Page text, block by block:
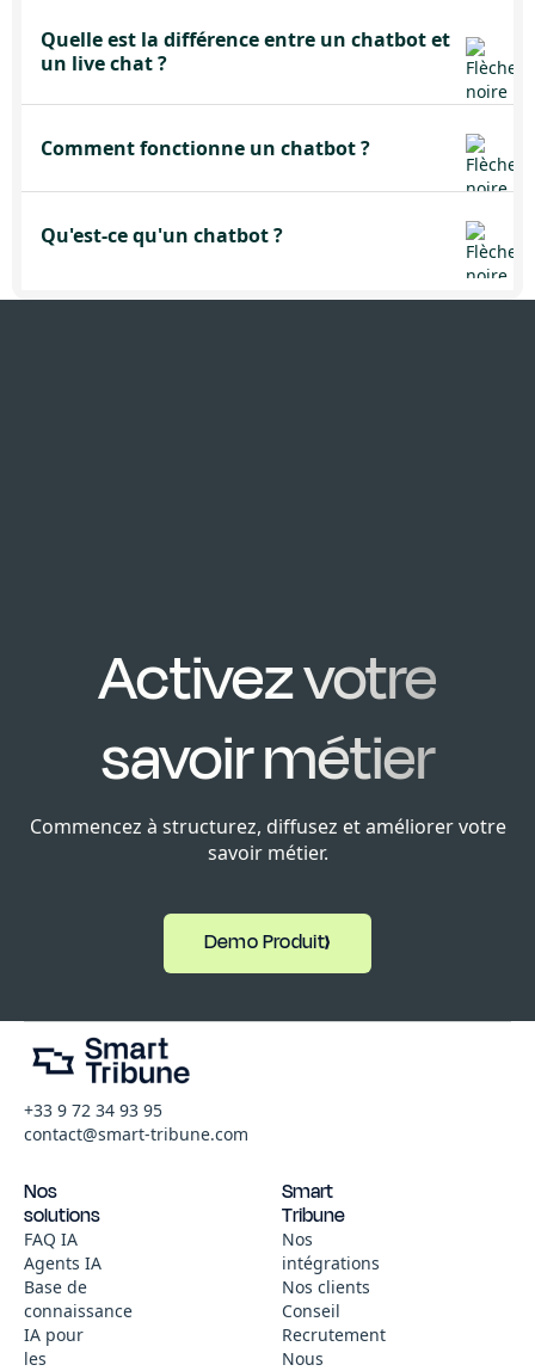
Quelle est la différence entre un chatbot et
un live chat ?
Comment fonctionne un chatbot ?
Qu'est-ce qu'un chatbot ?
Activez votre
savoir métier
Commencez à structurez, diffusez et améliorer votre
savoir métier.
Demo Produit
+33 9 72 34 93 95
contact@smart-tribune.com
Nos
solutions
FAQ IA
Agents IA
Base de
connaissance
IA pour
les
Smart
Tribune
Nos
intégrations
Nos clients
Conseil
Recrutement
Nous